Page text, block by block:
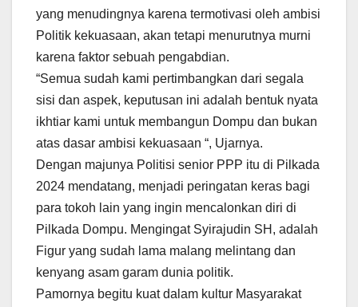
yang menudingnya karena termotivasi oleh ambisi
Politik kekuasaan, akan tetapi menurutnya murni
karena faktor sebuah pengabdian.
“Semua sudah kami pertimbangkan dari segala
sisi dan aspek, keputusan ini adalah bentuk nyata
ikhtiar kami untuk membangun Dompu dan bukan
atas dasar ambisi kekuasaan “, Ujarnya.
Dengan majunya Politisi senior PPP itu di Pilkada
2024 mendatang, menjadi peringatan keras bagi
para tokoh lain yang ingin mencalonkan diri di
Pilkada Dompu. Mengingat Syirajudin SH, adalah
Figur yang sudah lama malang melintang dan
kenyang asam garam dunia politik.
Pamornya begitu kuat dalam kultur Masyarakat